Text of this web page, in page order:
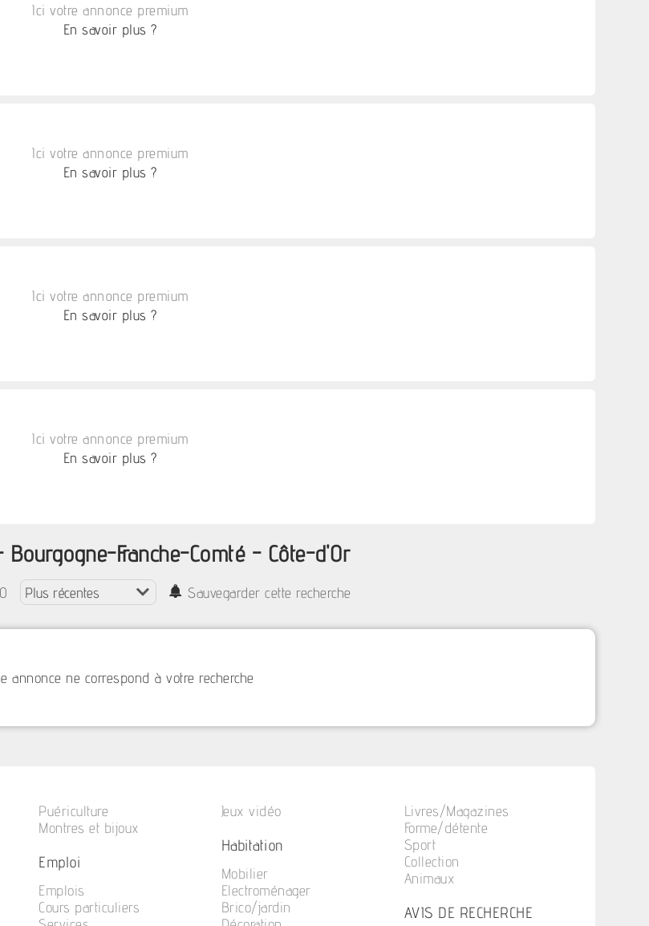
Ici votre annonce premium
En savoir plus ?
Ici votre annonce premium
En savoir plus ?
Ici votre annonce premium
En savoir plus ?
Ici votre annonce premium
En savoir plus ?
Bourgogne-Franche-Comté - Côte-d'Or
Sauvegarder cette recherche
annonce ne correspond à votre recherche
Puériculture
Montres et bijoux
Emploi
Emplois
Cours particuliers
Jeux vidéo
Habitation
Mobilier
Electroménager
Brico/jardin
Livres/Magazines
Forme/détente
Sport
Collection
Animaux
AVIS DE RECHERCHE